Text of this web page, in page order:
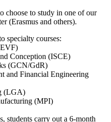
choose to study in one of our
(Erasmus and others).
specialty courses:
Conception (ISCE)
(GCN/GdR)
and Financial Engineering
(LGA)
(MPI)
students carry out a 6-month